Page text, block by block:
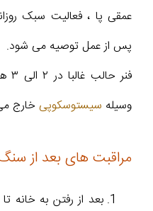
عمقی پا ، فعالیت سبک
پس از عمل توصیه می شود.
وسیله سیستوسکوپی خارج
مراقبت های بعد از
بعد از رفتن به خانه